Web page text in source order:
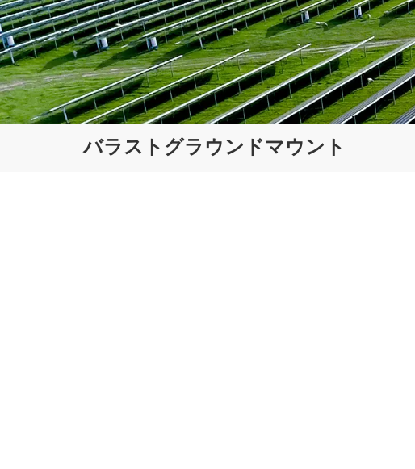
バラストグラウンドマウント